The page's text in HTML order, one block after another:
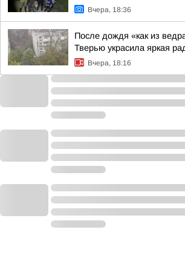
Вчера, 18:36
После дождя «как из
Тверью украсила яркая
Вчера, 18:16